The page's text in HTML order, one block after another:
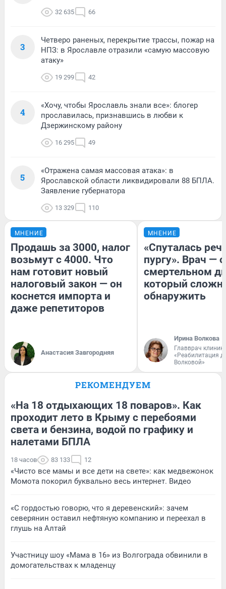
32 635 66
3
Четверо раненых, перекрытие трассы, пожар на
НПЗ: в Ярославле отразили «самую массовую
атаку»
19 299 42
4
«Хочу, чтобы Ярославль знали все»: блогер
прославилась, признавшись в любви к
Дзержинскому району
16 295 49
5
«Отражена самая массовая атака»: в
Ярославской области ликвидировали 88 БПЛА.
Заявление губернатора
13 329 110
МНЕНИЕ
Продашь за 3000, налог
возьмут с 4000. Что
нам готовит новый
налоговый закон — он
коснется импорта и
даже репетиторов
Анастасия Завгородняя
МНЕНИЕ
«Спуталась
пургу». Врач — о
смертельном
который
обнаружить
Ирина Волкова
Главврач
«Реабилитация
Волковой»
РЕКОМЕНДУЕМ
«На 18 отдыхающих 18 поваров». Как
проходит лето в Крыму с перебоями
света и бензина, водой по графику и
налетами БПЛА
18 часов 83 133 12
«Чисто все мамы и все дети на свете»: как медвежонок
Момота покорил буквально весь интернет. Видео
«С гордостью говорю, что я деревенский»: зачем
северянин оставил нефтяную компанию и переехал в
глушь на Алтай
Участницу шоу «Мама в 16» из Волгограда обвинили в
домогательствах к младенцу